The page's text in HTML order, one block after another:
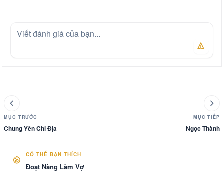
MỤC TRƯỚC
Chung Yên Chi Địa
MỤC TIẾP
Ngọc Thành
CÓ THỂ BẠN THÍCH
Đoạt Nàng Làm Vợ